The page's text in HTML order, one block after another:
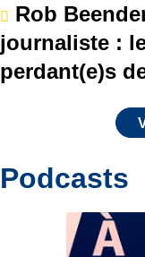
Rob
journaliste :
perdant(e)s
Podcasts